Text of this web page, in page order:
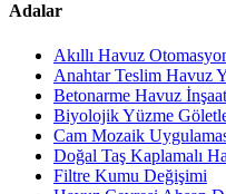
Adalar
Akıllı Havuz
Anahtar Teslim Havuz
Betonarme Havuz
Biyolojik Yüzme
Cam Mozaik
Doğal Taş Kaplamalı
Filtre Kumu Değişimi